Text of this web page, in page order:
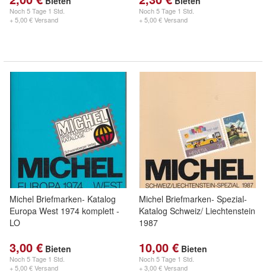
Noch5 Tage 1 Std.
+ 5,00 € Versand
Noch5 Tage 1 Std.
+ 5,00 € Versand
Michel Briefmarken- Katalog
Europa West 1974 komplett -
LO
3,00 € Bieten
Noch5 Tage 1 Std.
+ 5,00 € Versand
Michel Briefmarken- Spezial-
Katalog Schweiz/ Liechtenstein
1987
10,00 € Bieten
Noch5 Tage 1 Std.
+ 3,00 € Versand